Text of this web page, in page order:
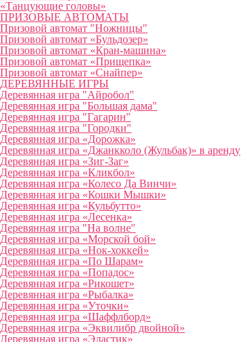
«Танцующие головы»
ПРИЗОВЫЕ АВТОМАТЫ
Призовой автомат "Ножницы"
Призовой автомат «Бульдозер»
Призовой автомат «Кран-машина»
Призовой автомат «Прищепка»
Призовой автомат «Снайпер»
ДЕРЕВЯННЫЕ ИГРЫ
Деревянная игра "Айробол"
Деревянная игра "Большая дама"
Деревянная игра "Гагарин"
Деревянная игра "Городки"
Деревянная игра «Дорожка»
Деревянная игра «Джанкколо (Жульбак)» в аренду
Деревянная игра «Зиг-Заг»
Деревянная игра «Кликбол»
Деревянная игра «Колесо Да Винчи»
Деревянная игра «Кошки Мышки»
Деревянная игра «Кульбутто»
Деревянная игра «Лесенка»
Деревянная игра "На волне"
Деревянная игра «Морской бой»
Деревянная игра «Нок-хоккей»
Деревянная игра «По Шарам»
Деревянная игра «Попадос»
Деревянная игра «Рикошет»
Деревянная игра «Рыбалка»
Деревянная игра «Уточки»
Деревянная игра «Шаффлборд»
Деревянная игра «Эквилибр двойной»
Деревянная игра «Эластик»